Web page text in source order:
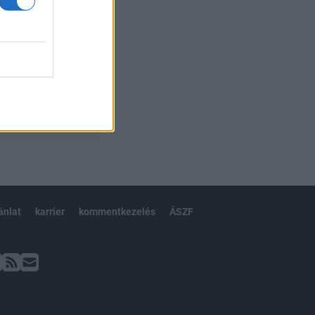
karrier kommentkezelés ÁSZF